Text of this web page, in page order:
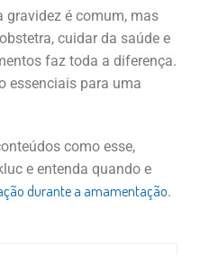
gravidez é comum, mas
cuidar da saúde e
faz toda a diferença.
essenciais para uma
como esse,
e entenda quando e
durante a amamentação.